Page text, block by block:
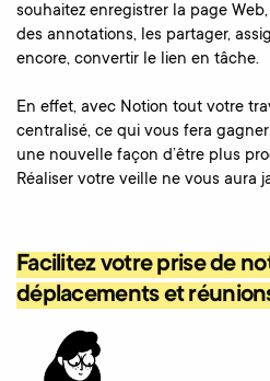
souhaitez enregistrer la page
des annotations, les partager,
encore, convertir le lien en tâche.
En effet, avec Notion tout votre
centralisé, ce qui vous fera
une nouvelle façon d’être plus
Réaliser votre veille ne vous aura
Facilitez votre prise de
déplacements et